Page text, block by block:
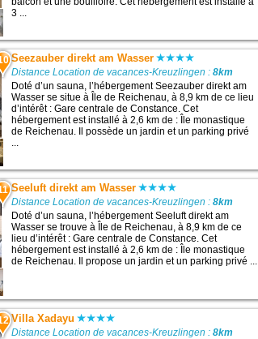
3 ...
Seezauber direkt am Wasser
Distance Location de vacances-Kreuzlingen :8km
Doté d’un sauna, l’hébergement Seezauber direkt am
Wasser se situe à Île de Reichenau, à 8,9 km de ce lieu
d’intérêt : Gare centrale de Constance. Cet
hébergement est installé à 2,6 km de : Île monastique
de Reichenau. Il possède un jardin et un parking privé
...
Seeluft direkt am Wasser
Distance Location de vacances-Kreuzlingen :8km
Doté d’un sauna, l’hébergement Seeluft direkt am
Wasser se trouve à Île de Reichenau, à 8,9 km de ce
lieu d’intérêt : Gare centrale de Constance. Cet
hébergement est installé à 2,6 km de : Île monastique
de Reichenau. Il propose un jardin et un parking privé ...
Villa Xadayu
Distance Location de vacances-Kreuzlingen :8km